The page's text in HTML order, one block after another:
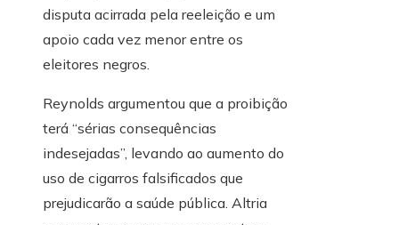
disputa acirrada pela reeleição e um
apoio cada vez menor entre os
eleitores negros.
Reynolds argumentou que a proibição
terá “sérias consequências
indesejadas”, levando ao aumento do
uso de cigarros falsificados que
prejudicarão a saúde pública. Altria